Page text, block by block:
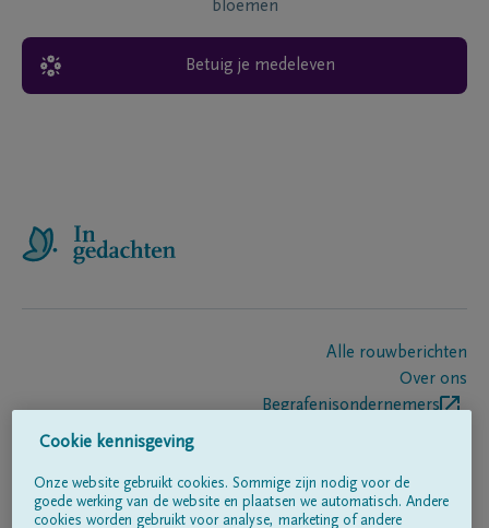
bloemen
Betuig je medeleven
Alle rouwberichten
Over ons
Begrafenisondernemers
Volg ons op
Cookie kennisgeving
Onze website gebruikt cookies. Sommige zijn nodig voor de
goede werking van de website en plaatsen we automatisch. Andere
cookies worden gebruikt voor analyse, marketing of andere